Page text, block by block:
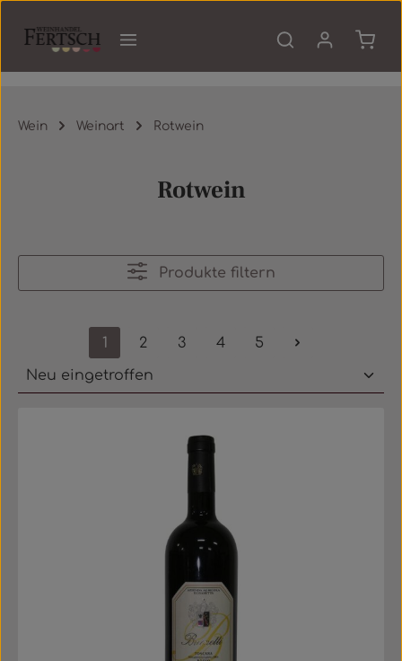
Wein Weinart Rotwein
Rotwein
Produkte filtern
Seite
1
Seite
2
Seite
3
Seite
4
Seite
5